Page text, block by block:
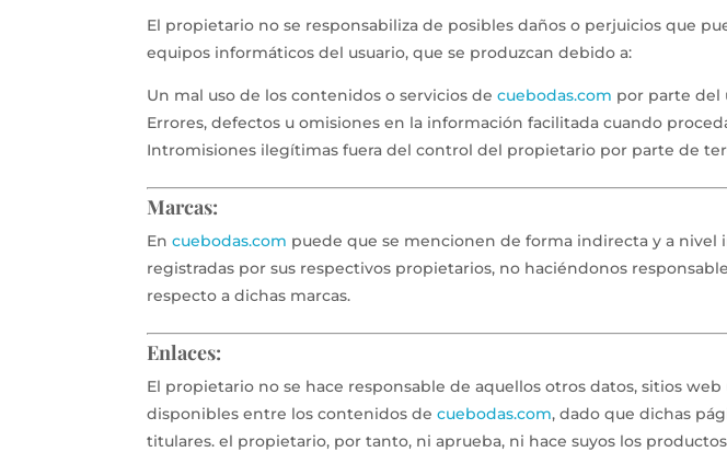
El propietario no se responsabiliza de posibles daños o perjuicios que
equipos informáticos del usuario, que se produzcan debido a:
Un mal uso de los contenidos o servicios decuebodas.com por parte del
Errores, defectos u omisiones en la información facilitada cuando
Intromisiones ilegítimas fuera del control del propietario por parte de
Marcas:
Encuebodas.com puede que se mencionen de forma indirecta y a
registradas por sus respectivos propietarios, no haciéndonos
respecto a dichas marcas.
Enlaces:
El propietario no se hace responsable de aquellos otros datos, sitios
disponibles entre los contenidos decuebodas.com, dado que dichas
titulares. el propietario, por tanto, ni aprueba, ni hace suyos los